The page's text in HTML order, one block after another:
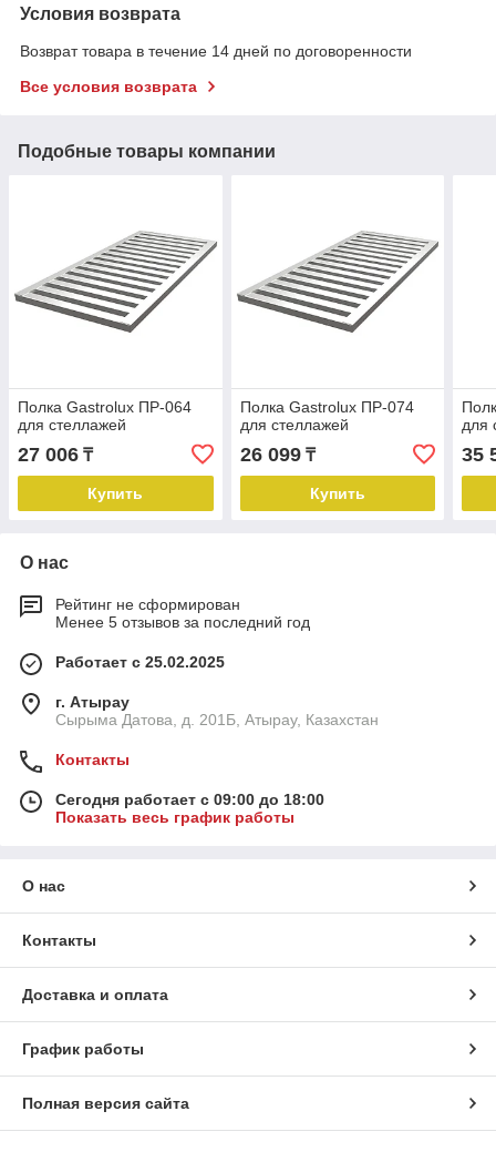
Условия возврата
Возврат товара в течение 14 дней по договоренности
Все условия возврата
Подобные товары компании
Полка Gastrolux ПР-064
для стеллажей
27 006 ₸
Купить
Полка Gastrolux ПР-074
для стеллажей
26 099₸
Купить
для
35
О нас
Рейтинг не сформирован
Менее 5 отзывов за последний год
Работает с 25.02.2025
г. Атырау
Сырыма Датова, д. 201Б, Атырау, Казахстан
Контакты
Сегодня работает с 09:00 до 18:00
Показать весь график работы
О нас
Контакты
Доставка и оплата
График работы
Полная версия сайта